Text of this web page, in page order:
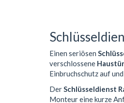
Einen seriösen
verschlossene Haustür
Einbruchschutz auf
DerSchlüsseldienst
Monteur eine kurze